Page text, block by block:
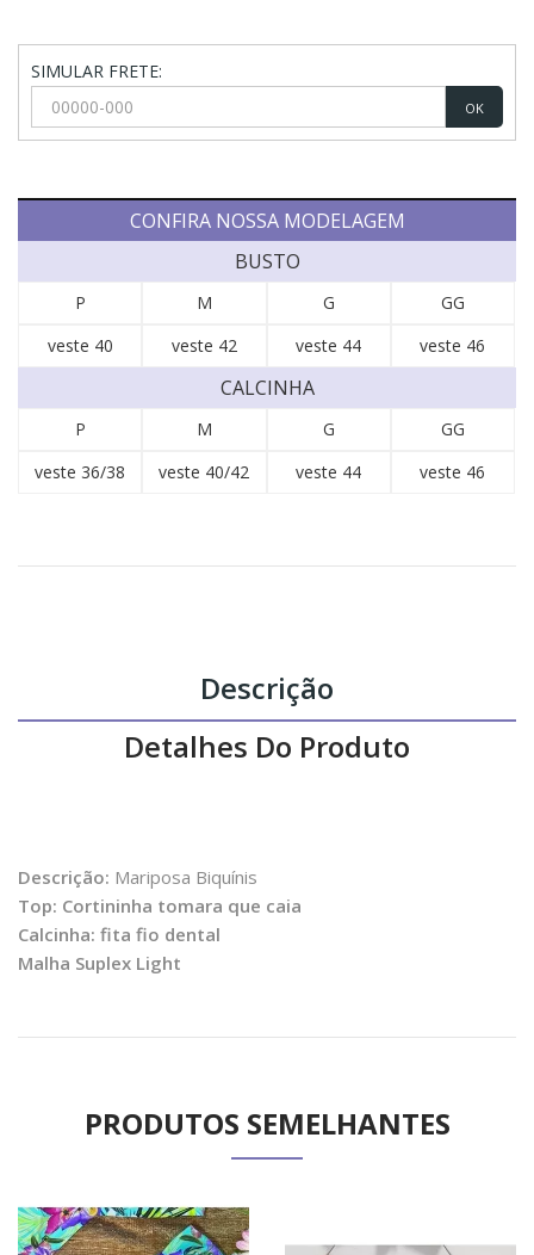
SIMULAR FRETE:
OK
CONFIRA NOSSA MODELAGEM
BUSTO
P M G
GG
veste 40
veste 42 veste 44 veste 46
CALCINHA
P M G
GG
veste 36/38
veste 40/42 veste 44 veste 46
Descrição
Detalhes Do Produto
Descrição: Mariposa Biquínis
Top: Cortininha tomara que caia
Calcinha: fita fio dental
Malha Suplex Light
PRODUTOS SEMELHANTES